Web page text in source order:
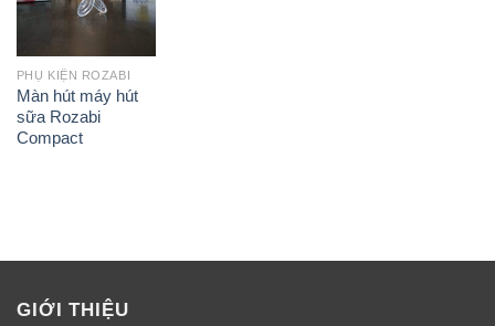
PHỤ KIỆN ROZABI
Màn hút máy hút
sữa Rozabi
Compact
GIỚI THIỆU